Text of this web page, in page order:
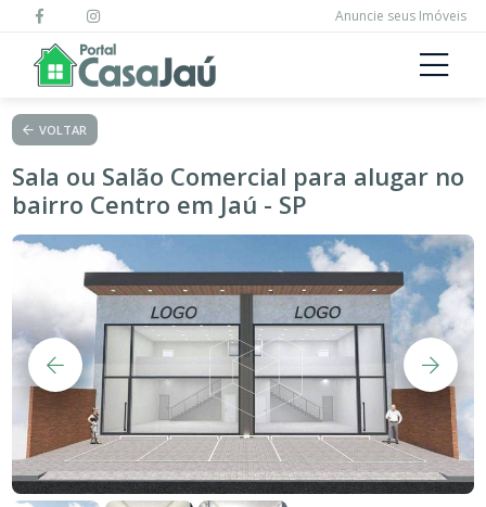
Anuncie seus Imóveis
VOLTAR
Sala ou Salão Comercial para alugar no
bairro Centro em Jaú - SP